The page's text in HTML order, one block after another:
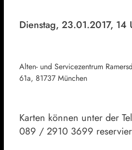
Dienstag, 23.01.2017, 14
Alten- und Servicezentrum
61a, 81737 München
Karten können unter der
089 / 2910 3699